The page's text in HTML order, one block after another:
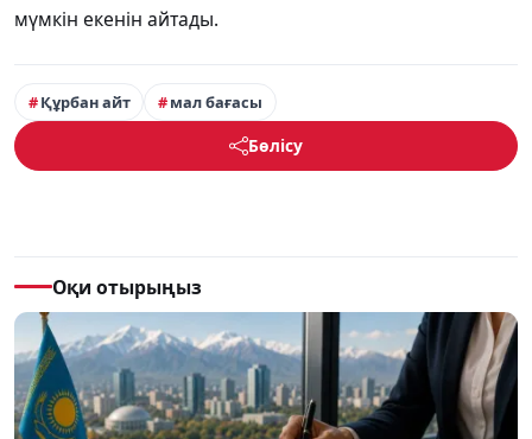
мүмкін екенін айтады.
Құрбан айт мал бағасы
Бөлісу
Оқи отырыңыз